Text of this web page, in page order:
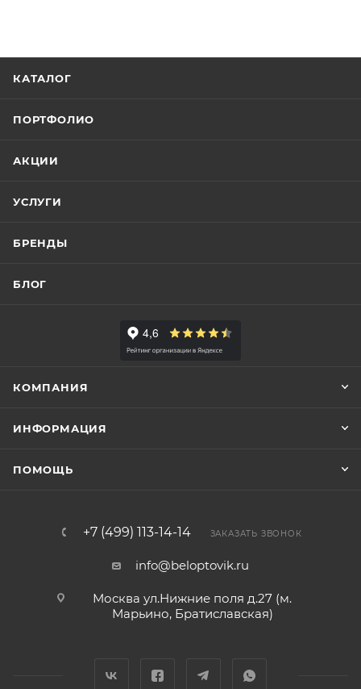
КАТАЛОГ
ПОРТФОЛИО
АКЦИИ
УСЛУГИ
БРЕНДЫ
БЛОГ
КОМПАНИЯ
ИНФОРМАЦИЯ
ПОМОЩЬ
+7 (499) 113-14-14 ЗАКАЗАТЬ ЗВОНОК
info@beloptovik.ru
Москва ул.Нижние поля д.27 (м.
Марьино, Братиславская)